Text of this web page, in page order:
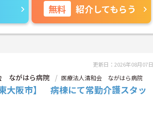
無料 紹介してもらう
更新日：2026年08月07日
ながはら病院 医療法人清和会 ながはら病院
東大阪市】 病棟にて常勤介護スタッ